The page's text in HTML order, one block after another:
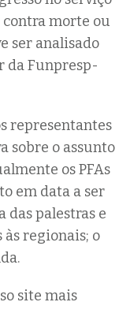
contra morte ou
ser analisado
da Funpresp-
representantes
sobre o assunto
os PFAs
em data a ser
das palestras e
regionais; o
site mais